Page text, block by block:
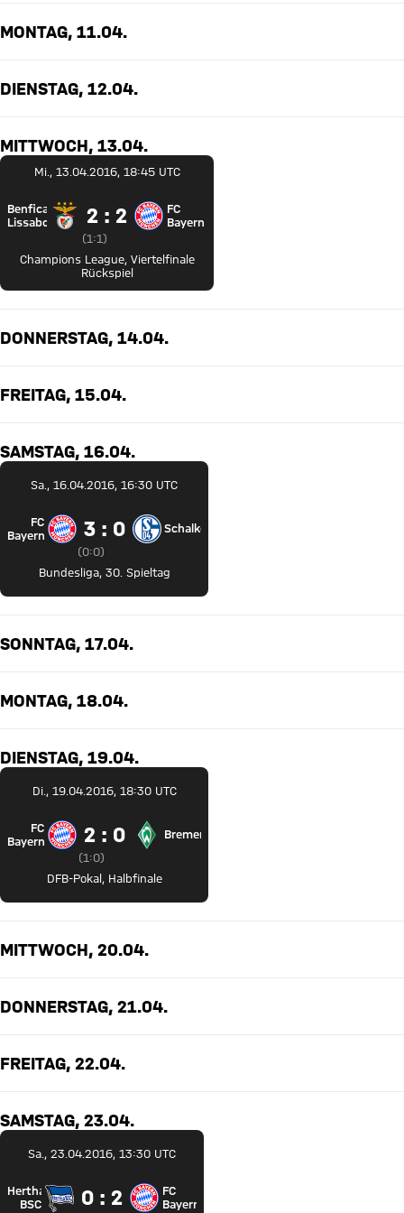
MONTAG, 11.04.
DIENSTAG, 12.04.
MITTWOCH, 13.04.
Mi., 13.04.2016, 18:45 UTC
Benfica Lissabon gegen FC Bayern München
Benfica
Lissabon
2 zu 2
2 : 2
(Zwischenergebnis:
1 zu 1 nach Erste Halbzeit
1:1)
FC
Bayern
Champions League, Viertelfinale
Rückspiel
DONNERSTAG, 14.04.
FREITAG, 15.04.
SAMSTAG, 16.04.
Sa., 16.04.2016, 16:30 UTC
FC Bayern München gegen FC Schalke 04
FC
Bayern
3 zu 0
3 : 0
(Zwischenergebnis:
0 zu 0 nach Erste Halbzeit
0:0)
Schalke
Bundesliga, 30. Spieltag
SONNTAG, 17.04.
MONTAG, 18.04.
DIENSTAG, 19.04.
Di., 19.04.2016, 18:30 UTC
FC Bayern München gegen SV Werder Bremen
FC
Bayern
2 zu 0
2 : 0
(Zwischenergebnis:
1 zu 0 nach Erste Halbzeit
1:0)
Bremen
DFB-Pokal, Halbfinale
MITTWOCH, 20.04.
DONNERSTAG, 21.04.
FREITAG, 22.04.
SAMSTAG, 23.04.
Sa., 23.04.2016, 13:30 UTC
Hertha BSC gegen FC Bayern München
Hertha
BSC
0 zu 2
0 : 2
FC
Bayern